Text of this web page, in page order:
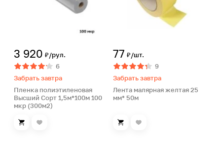
3 920 ₽/рул.
6
Забрать завтра
Пленка полиэтиленовая
Высший Сорт 1,5м*100м 100
мкр (300м2)
77 ₽/шт.
9
Забрать завтра
Лента малярная желтая 25
мм* 50м